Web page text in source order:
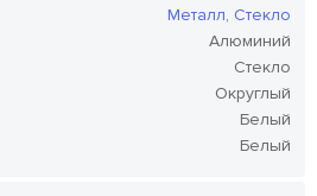
Металл, Стекло
Алюминий
Стекло
Округлый
Белый
Белый